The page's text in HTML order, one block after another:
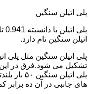
پلی اتیلن سنگین
اتیلن سنگین نام دارد.
پلی اتیلن سنگین مثل پلی
تشکیل می شود.فرق در
پلی
های جانبی در آن ده برابر